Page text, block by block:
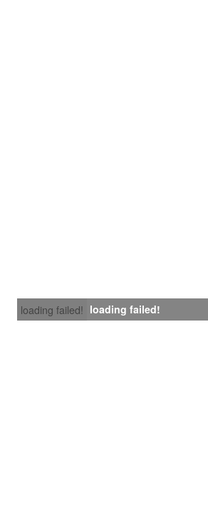
loading failed! loading failed!